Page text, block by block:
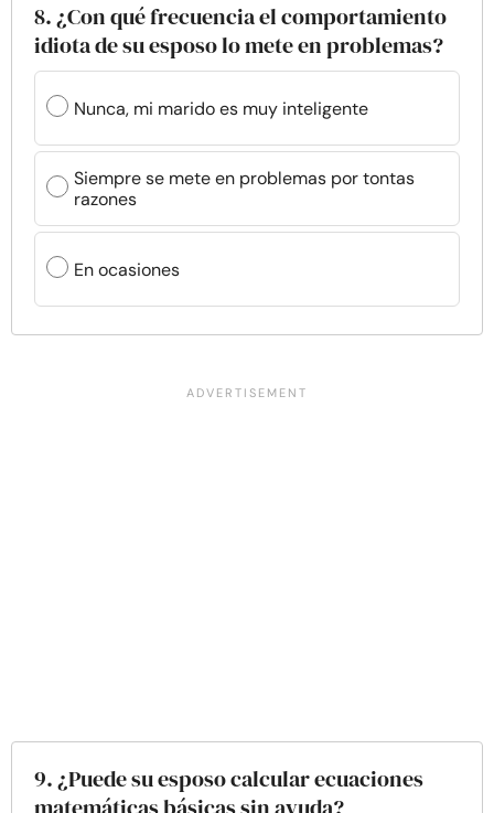
8. ¿Con qué frecuencia el comportamiento
idiota de su esposo lo mete en problemas?
Nunca, mi marido es muy inteligente
Siempre se mete en problemas por tontas
razones
En ocasiones
9. ¿Puede su esposo calcular ecuaciones